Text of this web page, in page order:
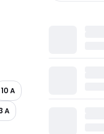
10 A
A